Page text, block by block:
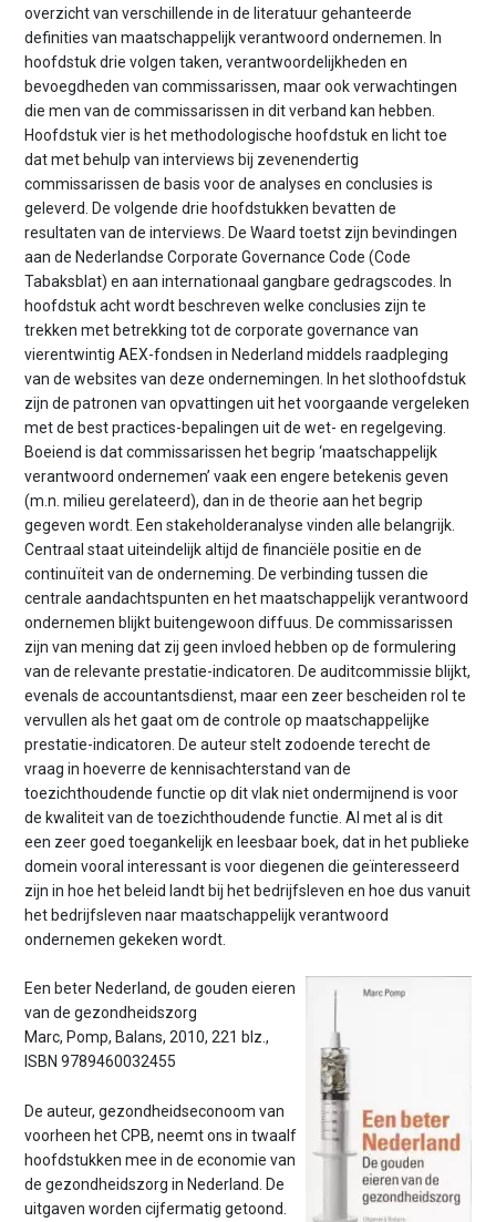
overzicht van verschillende in de literatuur gehanteerde
definities van maatschappelijk verantwoord ondernemen. In
hoofdstuk drie volgen taken, verantwoordelijkheden en
bevoegdheden van commissarissen, maar ook verwachtingen
die men van de commissarissen in dit verband kan hebben.
Hoofdstuk vier is het methodologische hoofdstuk en licht toe
dat met behulp van interviews bij zevenendertig
commissarissen de basis voor de analyses en conclusies is
geleverd. De volgende drie hoofdstukken bevatten de
resultaten van de interviews. De Waard toetst zijn bevindingen
aan de Nederlandse Corporate Governance Code (Code
Tabaksblat) en aan internationaal gangbare gedragscodes. In
hoofdstuk acht wordt beschreven welke conclusies zijn te
trekken met betrekking tot de corporate governance van
vierentwintig AEX-fondsen in Nederland middels raadpleging
van de websites van deze ondernemingen. In het slothoofdstuk
zijn de patronen van opvattingen uit het voorgaande vergeleken
met de best practices-bepalingen uit de wet- en regelgeving.
Boeiend is dat commissarissen het begrip ‘maatschappelijk
verantwoord ondernemen’ vaak een engere betekenis geven
(m.n. milieu gerelateerd), dan in de theorie aan het begrip
gegeven wordt. Een stakeholderanalyse vinden alle belangrijk.
Centraal staat uiteindelijk altijd de financiële positie en de
continuïteit van de onderneming. De verbinding tussen die
centrale aandachtspunten en het maatschappelijk verantwoord
ondernemen blijkt buitengewoon diffuus. De commissarissen
zijn van mening dat zij geen invloed hebben op de formulering
van de relevante prestatie-indicatoren. De auditcommissie blijkt,
evenals de accountantsdienst, maar een zeer bescheiden rol te
vervullen als het gaat om de controle op maatschappelijke
prestatie-indicatoren. De auteur stelt zodoende terecht de
vraag in hoeverre de kennisachterstand van de
toezichthoudende functie op dit vlak niet ondermijnend is voor
de kwaliteit van de toezichthoudende functie. Al met al is dit
een zeer goed toegankelijk en leesbaar boek, dat in het publieke
domein vooral interessant is voor diegenen die geïnteresseerd
zijn in hoe het beleid landt bij het bedrijfsleven en hoe dus vanuit
het bedrijfsleven naar maatschappelijk verantwoord
ondernemen gekeken wordt.
Een beter Nederland, de gouden eieren
van de gezondheidszorg
Marc, Pomp, Balans, 2010, 221 blz.,
ISBN 9789460032455
De auteur, gezondheidseconoom van
voorheen het CPB, neemt ons in twaalf
hoofdstukken mee in de economie van
de gezondheidszorg in Nederland. De
uitgaven worden cijfermatig getoond.